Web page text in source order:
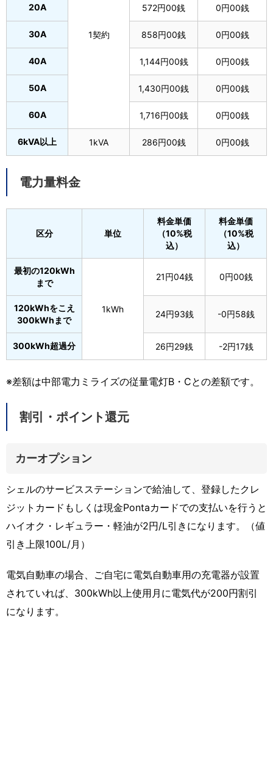
1契約
20A 572円00銭 0円00銭
30A 858円00銭 0円00銭
40A 1,144円00銭 0円00銭
50A 1,430円00銭 0円00銭
60A 1,716円00銭 0円00銭
6kVA以上 1kVA 286円00銭 0円00銭
電力量料金
区分 単位
料金単価
（10%税
込）
料金単価
（10%税
込）
最初の120kWh
まで
1kWh
21円04銭 0円00銭
120kWhをこえ
300kWhまで
24円93銭 -0円58銭
300kWh超過分 26円29銭 -2円17銭
※差額は中部電力ミライズの従量電灯B・Cとの差額です。
割引・ポイント還元
カーオプション
シェルのサービスステーションで給油して、登録したクレ
ジットカードもしくは現金Pontaカードでの支払いを行うと
ハイオク・レギュラー・軽油が2円/L引きになります。（値
引き上限100L/月）
電気自動車の場合、ご自宅に電気自動車用の充電器が設置
されていれば、300kWh以上使用月に電気代が200円割引
になります。